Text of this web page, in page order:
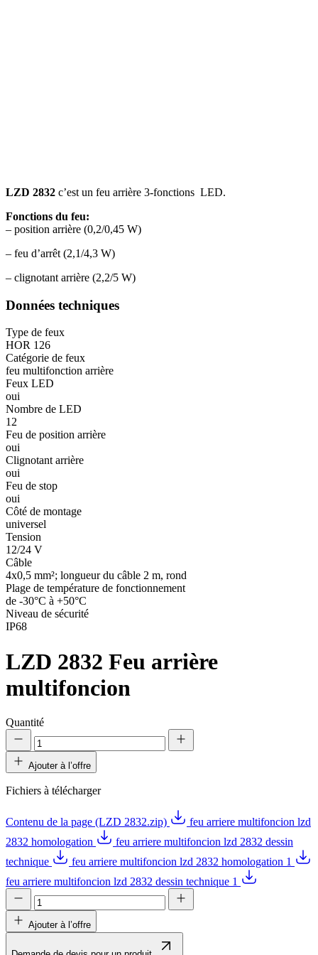
LZD 2832 c’est un feu arrière 3-fonctions LED.
Fonctions du feu:
– position arrière (0,2/0,45 W)
– feu d’arrêt (2,1/4,3 W)
– clignotant arrière (2,2/5 W)
Données techniques
Type de feux
HOR 126
Catégorie de feux
feu multifonction arrière
Feux LED
oui
Nombre de LED
12
Feu de position arrière
oui
Clignotant arrière
oui
Feu de stop
oui
Côté de montage
universel
Tension
12/24 V
Câble
4x0,5 mm²; longueur du câble 2 m, rond
Plage de température de fonctionnement
de -30°C à +50°C
Niveau de sécurité
IP68
LZD 2832 Feu arrière
multifoncion
Quantité
Ajouter à l’offre
Fichiers à télécharger
Contenu de la page (LZD 2832.zip)
feu arriere multifoncion lzd
2832 homologation
feu arriere multifoncion lzd 2832 dessin
technique
feu arriere multifoncion lzd 2832 homologation 1
feu arriere multifoncion lzd 2832 dessin technique 1
Ajouter à l’offre